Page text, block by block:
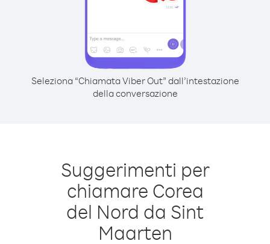
Seleziona “Chiamata Viber Out” dall’intestazione
della conversazione
Suggerimenti per
chiamare Corea
del Nord da Sint
Maarten